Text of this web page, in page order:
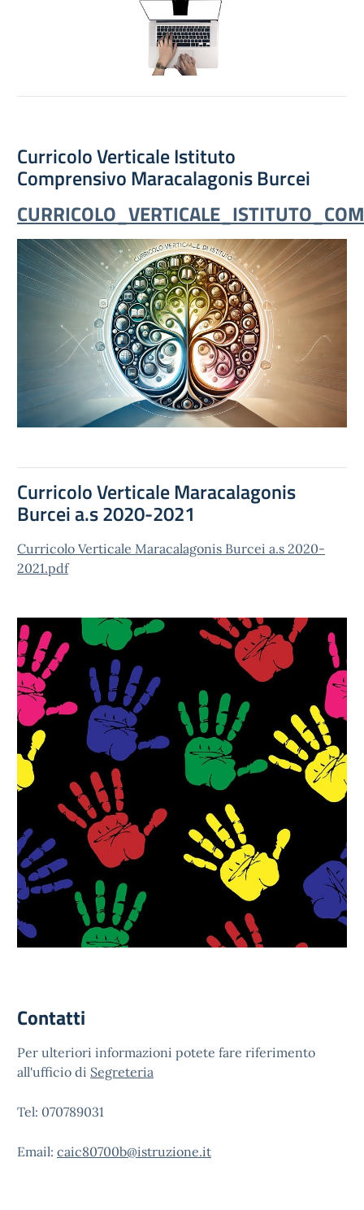
Curricolo Verticale Istituto
Comprensivo Maracalagonis Burcei
Curricolo Verticale Maracalagonis
Burcei a.s 2020-2021
Curricolo Verticale Maracalagonis Burcei a.s 2020-
2021.pdf
Contatti
Per ulteriori informazioni potete fare riferimento
all'ufficio di Segreteria
Tel: 070789031
Email: caic80700b@istruzione.it